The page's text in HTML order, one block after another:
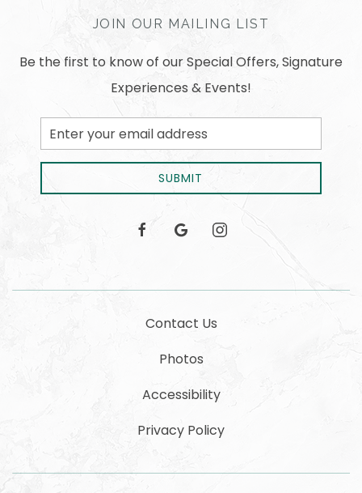
JOIN OUR MAILING LIST
Be the first to know of our Special Offers, Signature
Experiences & Events!
Email
Address
SUBMIT
facebookgoogle instagram
Contact Us
Photos
Accessibility
Privacy Policy